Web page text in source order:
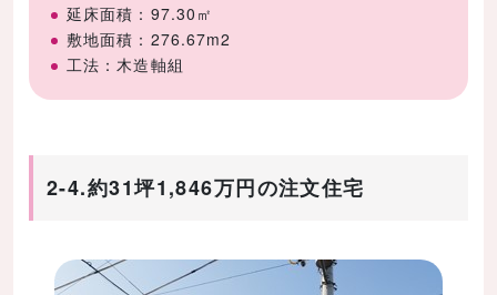
延床面積：97.30㎡
敷地面積：276.67m2
工法：木造軸組
2-4.約31坪1,846万円の注文住宅